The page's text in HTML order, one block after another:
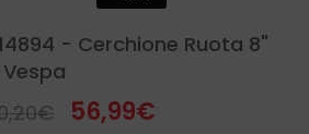
- Cerchione Ruota 8"
€ 56,99€